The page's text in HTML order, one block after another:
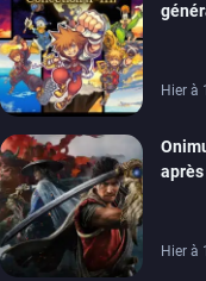
Hier à
après
Hier à